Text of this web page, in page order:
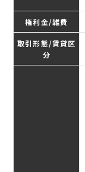
権利金/雑費
取引形態/賃貸区
分